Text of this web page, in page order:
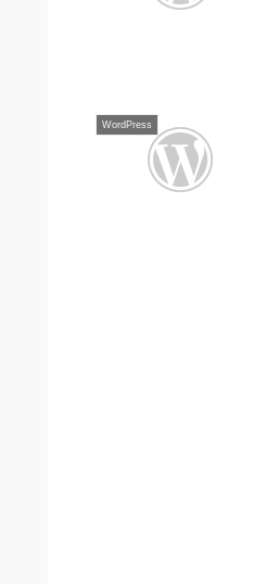
WordPress